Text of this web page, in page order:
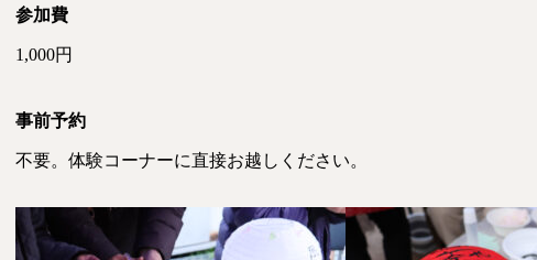
参加費
1,000円
事前予約
不要。体験コーナーに直接お越しください。